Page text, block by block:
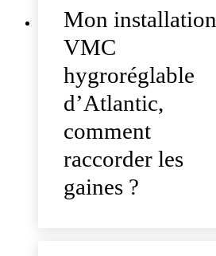
Mon installation
VMC
hygroréglable
d’Atlantic,
comment
raccorder les
gaines ?